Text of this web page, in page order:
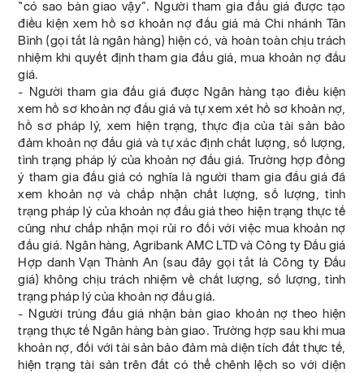
“có sao bàn giao vậy”. Người tham gia đấu giá được tạo
điều kiện xem hồ sơ khoản nợ đấu giá mà Chi nhánh Tân
Bình (gọi tắt là ngân hàng) hiện có, và hoàn toàn chịu trách
nhiệm khi quyết định tham gia đấu giá, mua khoản nợ đấu
giá.
- Người tham gia đấu giá được Ngân hàng tạo điều kiện
xem hồ sơ khoản nợ đấu giá và tự xem xét hồ sơ khoản nợ,
hồ sơ pháp lý, xem hiện trạng, thực địa của tài sản bảo
đảm khoản nợ đấu giá và tự xác định chất lượng, số lượng,
tình trạng pháp lý của khoản nợ đấu giá. Trường hợp đồng
ý tham gia đấu giá có nghĩa là người tham gia đấu giá đã
xem khoản nợ và chấp nhận chất lượng, số lượng, tình
trạng pháp lý của khoản nợ đấu giá theo hiện trạng thực tế
cũng như chấp nhận mọi rủi ro đối với việc mua khoản nợ
đấu giá. Ngân hàng, Agribank AMC LTD và Công ty Đấu giá
Hợp danh Vạn Thành An (sau đây gọi tắt là Công ty Đấu
giá) không chịu trách nhiệm về chất lượng, số lượng, tình
trạng pháp lý của khoản nợ đấu giá.
- Người trúng đấu giá nhận bàn giao khoản nợ theo hiện
trạng thực tế Ngân hàng bàn giao. Trường hợp sau khi mua
khoản nợ, đối với tài sản bảo đảm mà diện tích đất thực tế,
hiện trạng tài sản trên đất có thể chênh lệch so với diện